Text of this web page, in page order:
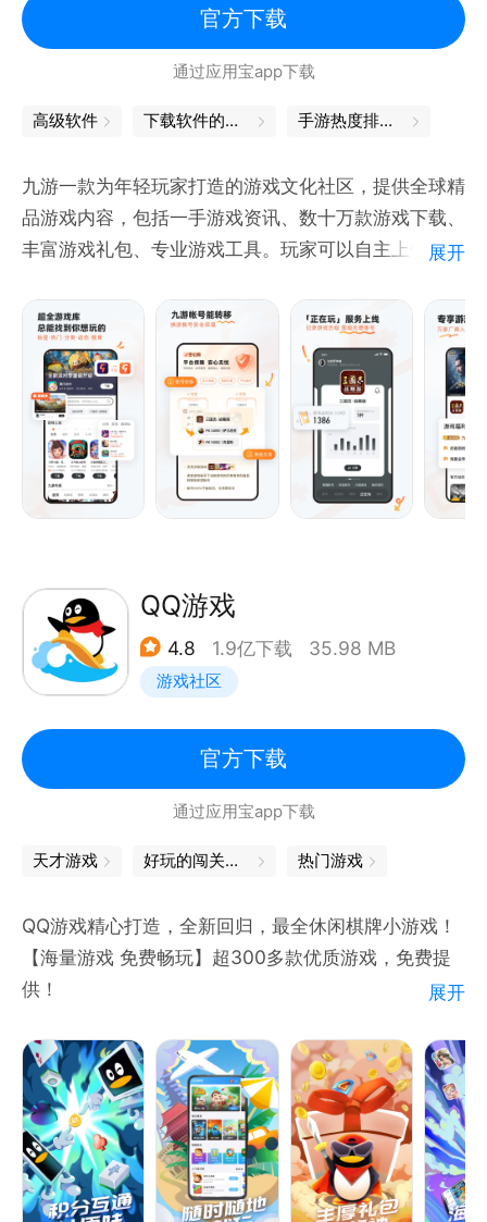
你长你厉害，我短我灵活！大蛇不再有统治性的地位，
小蛇们更灵活，战局随时都有可能逆转！
【简单有趣，老少皆宜的全民游戏】
屏幕上戳戳戳，就能在贪吃蛇大作战找到满满的乐趣！
【战斗技巧，老司机教你几招】
急速超车拦截蛇头、急停甩头抢道、180度华丽飘逸、
画个圈圈诅咒你…这些都是战斗技巧！
谁说贪吃蛇大作战只靠手速？策略也很重要，当然如果
你恰好单身又练过手速 —— 完美！
官方下载
通过应用宝app下载
高级软件 下载软件的软件 手游热度排行榜
九游一款为年轻玩家打造的游戏文化社区，提供全球精
品游戏内容，包括一手游戏资讯、数十万款游戏下载、
丰富游戏礼包、专业游戏工具。玩家可以自主上传分享
到同好，在游戏中畅聊，享受无穷乐趣！
展开
QQ游戏
4.8 1.9亿下载 35.98 MB
游戏社区
官方下载
通过应用宝app下载
天才游戏 好玩的闯关游戏 热门游戏
QQ游戏精心打造，全新回归，最全休闲棋牌小游戏！
【海量游戏 免费畅玩】超300多款优质游戏，免费提
供！
戏，原汁原味好玩的停不下来！
【无需下载 即点即玩】无需等待下载，不占内存，随
时随地想玩就玩！
【休闲游戏 轻快体验】轻休闲游戏，让玩家轻松畅玩
其中，百玩不厌！
【丰厚礼包 助你超神】Q币/蓝钻/视频会员/多种游戏
展开